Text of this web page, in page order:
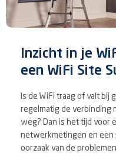
Inzicht in je
een WiFi Site
Is de WiFi traag of valt bij
regelmatig de verbinding
weg? Dan is het tijd voor
netwerkmetingen en een
oorzaak van de